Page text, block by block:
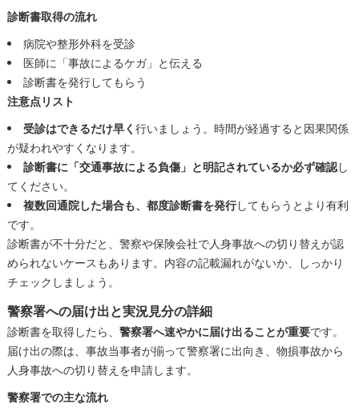
診断書取得の流れ
病院や整形外科を受診
医師に「事故によるケガ」と伝える
診断書を発行してもらう
注意点リスト
受診はできるだけ早く行いましょう。時間が経過すると因果関係
が疑われやすくなります。
診断書に「交通事故による負傷」と明記されているか必ず確認し
てください。
複数回通院した場合も、都度診断書を発行してもらうとより有利
です。
診断書が不十分だと、警察や保険会社で人身事故への切り替えが認
められないケースもあります。内容の記載漏れがないか、しっかり
チェックしましょう。
警察署への届け出と実況見分の詳細
診断書を取得したら、 警察署へ速やかに届け出ることが重要です。
届け出の際は、事故当事者が揃って警察署に出向き、物損事故から
人身事故への切り替えを申請します。
警察署での主な流れ